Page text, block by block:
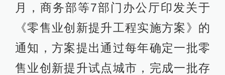
月，商务部等7部门办公厅印发关于
《零售业创新提升工程实施方案》的
通知，方案提出通过每年确定一批零
售业创新提升试点城市，完成一批存